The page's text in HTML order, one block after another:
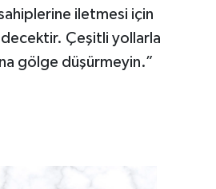
sahiplerine iletmesi için
Çeşitli yollarla
gölge düşürmeyin.”